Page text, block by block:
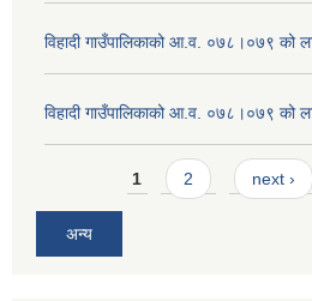
विहादी गाउँपालिकाको आ.व. ०७८।०७९ को
विहादी गाउँपालिकाको आ.व. ०७८।०७९ को
Pages1 2 next ›
अन्य